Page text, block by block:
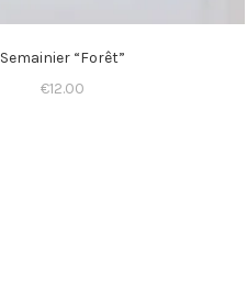
Semainier “Forêt”
€12.00